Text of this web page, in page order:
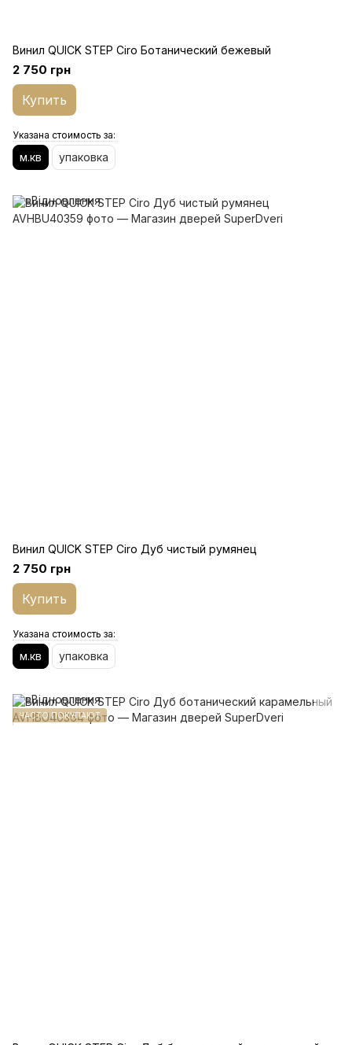
Винил QUICK STEP Ciro Ботанический бежевый
2 750 грн
Купить
Указана стоимость за:
м.кв упаковка
Винил QUICK STEP Ciro Дуб чистый румянец
2 750 грн
Купить
Указана стоимость за:
м.кв упаковка
ЧАСТО ПОКУПАЮТ